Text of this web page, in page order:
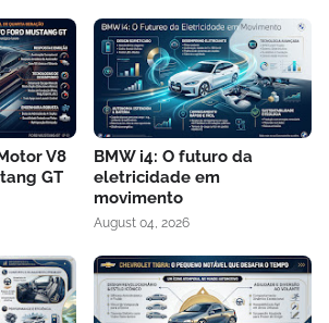
V8
GT
BMW i4: O futuro da
eletricidade em
movimento
August 04, 2026